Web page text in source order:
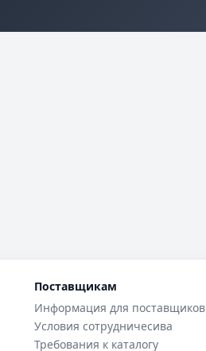
Поставщикам
Информация для поставщиков
Условия сотрудничесива
Требования к каталогу